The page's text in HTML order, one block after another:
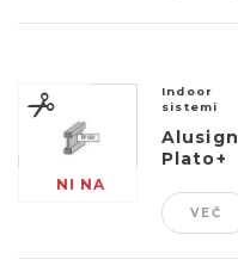
NI NA
Indoor
sistemi
Alusign
Plato+
profil
VEČ